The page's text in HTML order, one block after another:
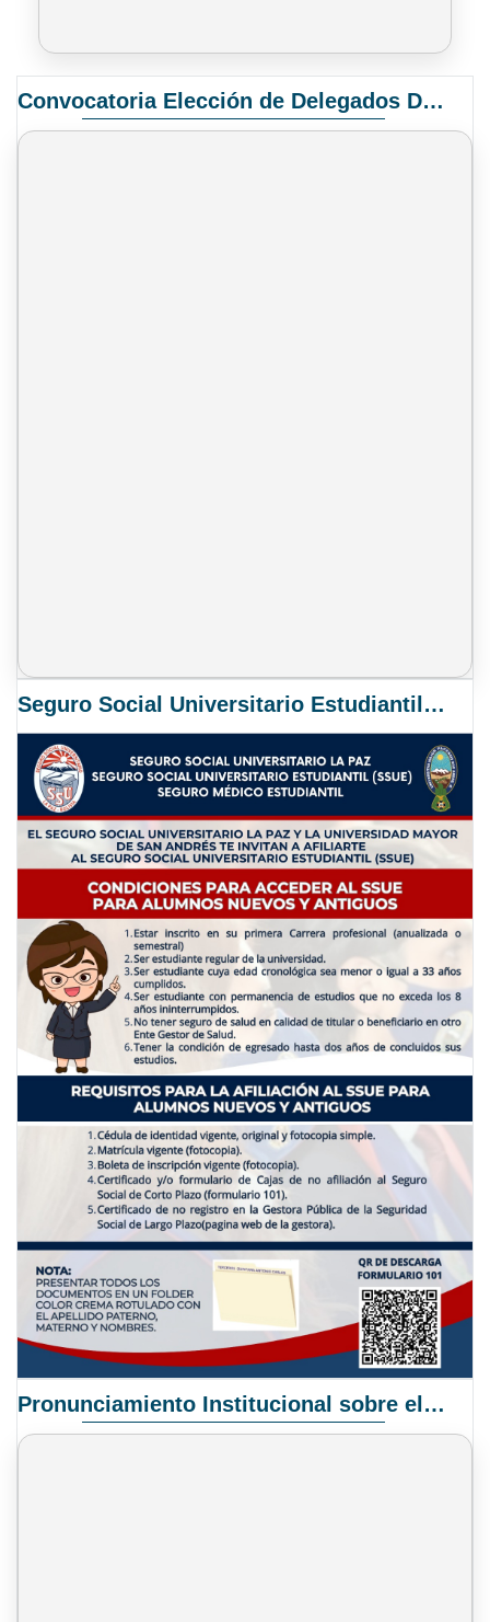
Convocatoria Elección de Delegados Docentes para el XIV Congreso Nacional de Universidades
Seguro Social Universitario Estudiantil SSUE
Pronunciamiento Institucional sobre el Proyecto de Ley N° 068/2025-2026 C.S.